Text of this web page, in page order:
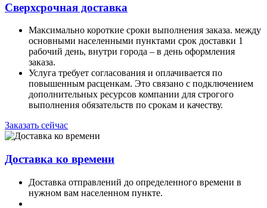
Сверхсрочная доставка
Максимально короткие сроки выполнения заказа. между
основными населенными пунктами срок доставки 1
рабочий день, внутри города – в день оформления
заказа.
Услуга требует согласования и оплачивается по
повышенным расценкам. Это связано с подключением
дополнительных ресурсов компании для строгого
выполнения обязательств по срокам и качеству.
Заказать сейчас
Доставка ко времени
Доставка отправлений до определенного времени в
нужном вам населенном пункте.